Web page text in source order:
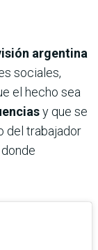
argentina
sociales,
el hecho sea
y que se
del trabajador